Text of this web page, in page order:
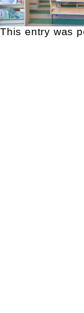
This entry was